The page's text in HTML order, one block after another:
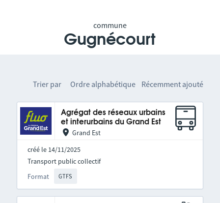
commune
Gugnécourt
Trier par Ordre alphabétique Récemment ajouté
Agrégat des réseaux urbains
et interurbains du Grand Est
Grand Est
créé le 14/11/2025
Format GTFS
Transport public collectif